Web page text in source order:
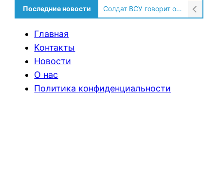
Последние новости Солдат ВСУ говорит о том, чтобы продавали топливо для ремонта техники в Угледаре
Главная
Контакты
Новости
О нас
Политика конфиденциальности